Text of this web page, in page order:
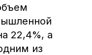
22,4%, а
из